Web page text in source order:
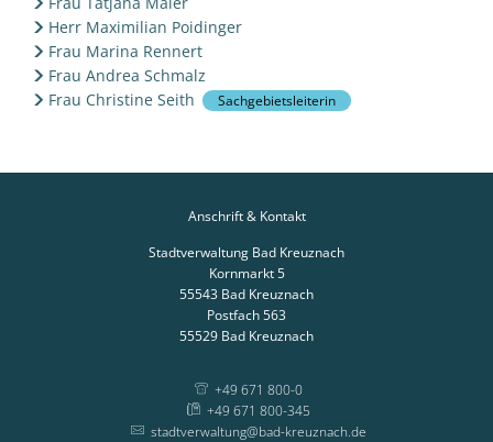
Herr Maximilian Poidinger
Frau Marina Rennert
Frau Andrea Schmalz
Frau Christine Seith
Sachgebietsleiterin
Anschrift & Kontakt
Stadtverwaltung Bad Kreuznach
Kornmarkt 5
55543 Bad Kreuznach
Postfach 563
55529 Bad Kreuznach
+49 671 800-0
+49 671 800-345
stadtverwaltung@bad-kreuznach.de